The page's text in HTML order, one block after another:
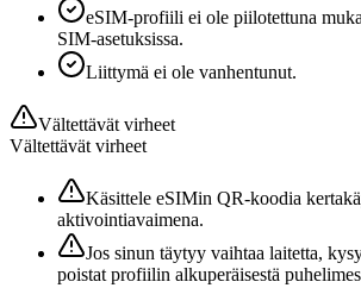
eSIM-profiili ei ole piilotettuna
SIM-asetuksissa.
Liittymä ei ole vanhentunut.
Vältettävät virheet
Vältettävät virheet
Käsittele eSIMin QR-koodia
aktivointiavaimena.
Jos sinun täytyy vaihtaa laitetta,
poistat profiilin alkuperäisestä